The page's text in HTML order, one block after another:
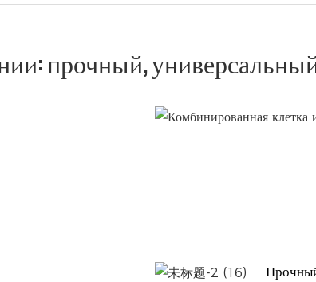
прочный,